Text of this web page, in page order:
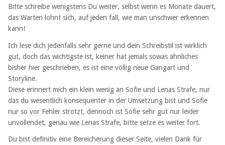
Bitte schreibe wenigstens Du weiter, selbst wenn es Monate dauert,
das Warten lohnt sich, auf jeden fall, wie man unschwer erkennen
kann!
Ich lese dich jedenfalls sehr gerne und dein Schreibstil ist wirklich
gut, doch das wichtigste ist, keiner hat jemals sowas ähnliches
bisher hier geschrieben, es ist eine völlig neue Gangart und
Storyline.
Diese erinnert mich ein klein wenig an Sofie und Lenas Strafe, nur
das du wesentlich konsequenter in der Umsetzung bist und Sofie
nur so vor Fehler strotzt, dennoch ist Sofie sehr gut nur leider
unvollendet, genau wie Lenas Strafe, bitte setze es weiter fort.
Du bist definitiv eine Bereicherung dieser Seite, vielen Dank für